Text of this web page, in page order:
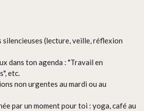
silencieuses (lecture, veille, réflexion
dans ton agenda : "Travail en
etc.
non urgentes au mardi ou au
par un moment pour toi : yoga, café au